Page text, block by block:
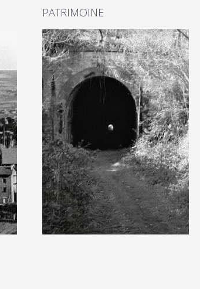
PATRIMOINE